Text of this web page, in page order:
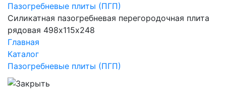
Пазогребневые плиты (ПГП)
Силикатная пазогребневая перегородочная плита
рядовая 498х115х248
Главная
Каталог
Пазогребневые плиты (ПГП)